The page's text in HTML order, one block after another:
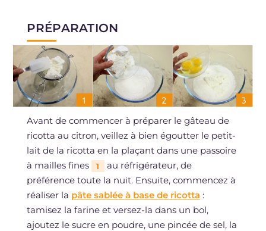
PRÉPARATION
Avant de commencer à préparer le gâteau de
ricotta au citron, veillez à bien égoutter le petit-
lait de la ricotta en la plaçant dans une passoire
à mailles fines
1
au réfrigérateur, de
préférence toute la nuit. Ensuite, commencez à
réaliser la pâte sablée à base de ricotta :
tamisez la farine et versez-la dans un bol,
ajoutez le sucre en poudre, une pincée de sel, la